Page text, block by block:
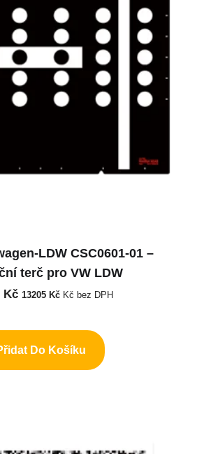
LDW CSC0601-01 –
terč pro VW LDW
Kč 13205 KčKč bez DPH
Do Košíku